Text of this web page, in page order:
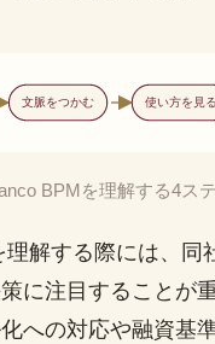
文脈をつかむ 使い方を見る
BPMを理解する4ス
理解する際には、同
に注目することが
への対応や融資基